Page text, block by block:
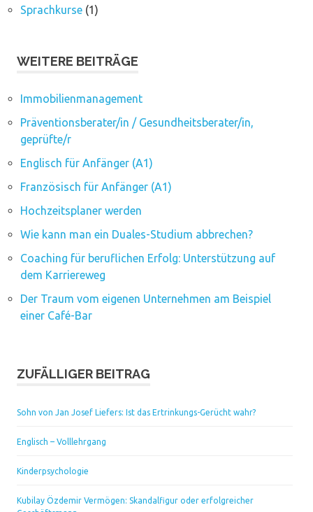
Sprachkurse(1)
WEITERE BEITRÄGE
Immobilienmanagement
Präventionsberater/in / Gesundheitsberater/in,
geprüfte/r
Englisch für Anfänger (A1)
Französisch für Anfänger (A1)
Hochzeitsplaner werden
Wie kann man ein Duales-Studium abbrechen?
Coaching für beruflichen Erfolg: Unterstützung auf
dem Karriereweg
Der Traum vom eigenen Unternehmen am Beispiel
einer Café-Bar
ZUFÄLLIGER BEITRAG
Sohn von Jan Josef Liefers: Ist das Ertrinkungs-Gerücht wahr?
Englisch – Volllehrgang
Kinderpsychologie
Kubilay Özdemir Vermögen: Skandalfigur oder erfolgreicher